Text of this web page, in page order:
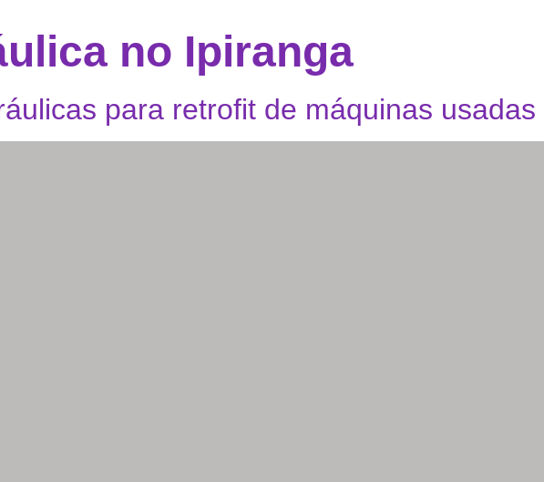
no Ipiranga
para retrofit de máquinas usadas